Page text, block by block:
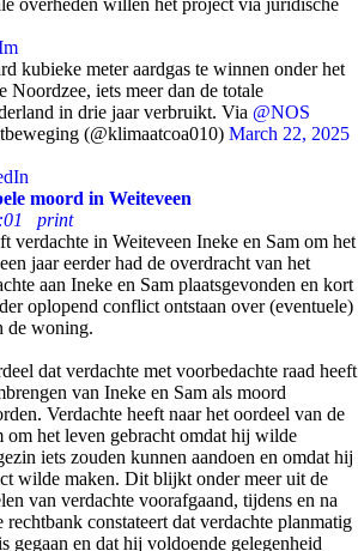
overheden willen het project via juridische
kubieke meter aardgas te winnen onder het
Noordzee, iets meer dan de totale
in drie jaar verbruikt. Via @NOS
(@klimaatcoa010) March 22, 2025
moord in Weiteveen
print
verdachte in Weiteveen Ineke en Sam om het
jaar eerder had de overdracht van het
aan Ineke en Sam plaatsgevonden en kort
oplopend conflict ontstaan over (eventuele)
de woning.
dat verdachte met voorbedachte raad heeft
van Ineke en Sam als moord
Verdachte heeft naar het oordeel van de
om het leven gebracht omdat hij wilde
iets zouden kunnen aandoen en omdat hij
wilde maken. Dit blijkt onder meer uit de
van verdachte voorafgaand, tijdens en na
constateert dat verdachte planmatig
gegaan en dat hij voldoende gelegenheid